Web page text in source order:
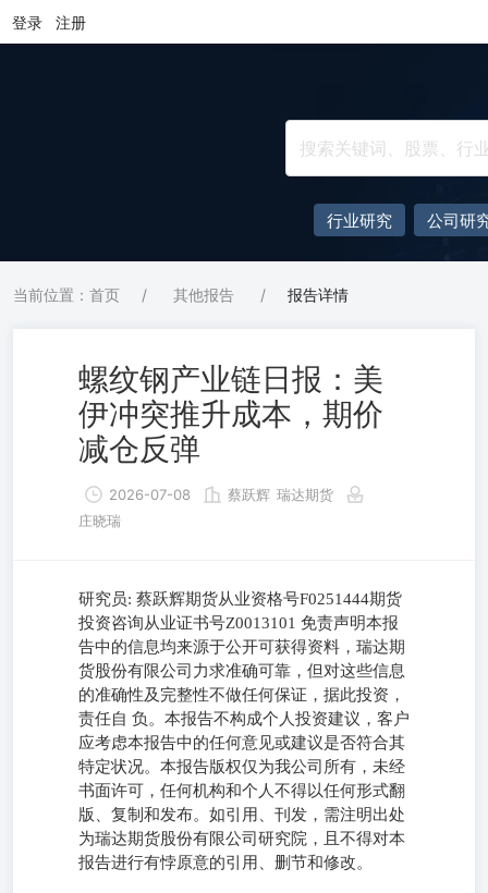
登录 注册
行业研究 公司研
当前位置：首页 / 其他报告 / 报告详情
螺纹钢产业链日报：美
伊冲突推升成本，期价
减仓反弹
2026-07-08 蔡跃辉 瑞达期货
庄晓瑞
研究员: 蔡跃辉期货从业资格号F0251444期货
投资咨询从业证书号Z0013101 免责声明本报
告中的信息均来源于公开可获得资料，瑞达期
货股份有限公司力求准确可靠，但对这些信息
的准确性及完整性不做任何保证，据此投资，
责任自 负。本报告不构成个人投资建议，客户
应考虑本报告中的任何意见或建议是否符合其
特定状况。本报告版权仅为我公司所有，未经
书面许可，任何机构和个人不得以任何形式翻
版、复制和发布。如引用、刊发，需注明出处
为瑞达期货股份有限公司研究院，且不得对本
报告进行有悖原意的引用、删节和修改。